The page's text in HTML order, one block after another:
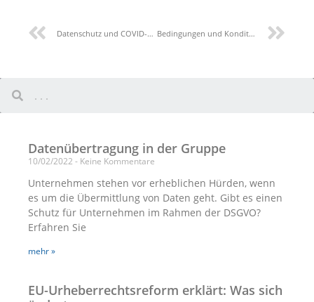
Datenschutz und COVID-19: Was sind die Pflichten der Arbeitgeber? Bedingungen und Konditionen – Was sind die Grundvoraussetzungen?
Datenübertragung in der Gruppe
10/02/2022 Keine Kommentare
Unternehmen stehen vor erheblichen Hürden, wenn
es um die Übermittlung von Daten geht. Gibt es einen
Schutz für Unternehmen im Rahmen der DSGVO?
Erfahren Sie
mehr »
EU-Urheberrechtsreform erklärt: Was sich